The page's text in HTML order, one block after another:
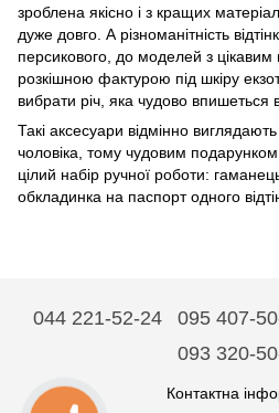
зроблена якісно і з кращих
дуже довго. А різноманітність
персикового, до моделей з цікавим
розкішною фактурою під шкіру
вибрати річ, яка чудово впишеться
Такі аксесуари відмінно
чоловіка, тому чудовим
цілий набір ручної роботи:
обкладинка на паспорт одного
044 221-52-24 095 407-
093 320-
Контактна